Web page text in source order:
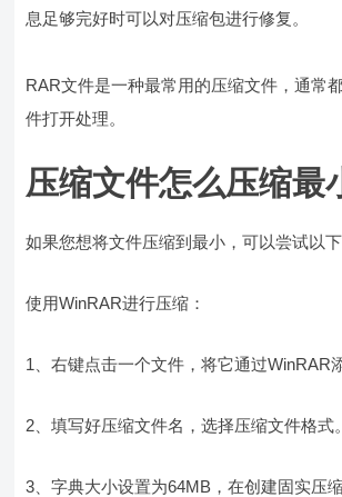
息足够完好时可以对压缩包进行修复。
RAR文件是一种最常用的压缩文件，通常
件打开处理。
压缩文件怎么压缩最
如果您想将文件压缩到最小，可以尝试以下
使用WinRAR进行压缩：
1、右键点击一个文件，将它通过WinRAR
2、填写好压缩文件名，选择压缩文件格式。
3、字典大小设置为64MB，在创建固实压